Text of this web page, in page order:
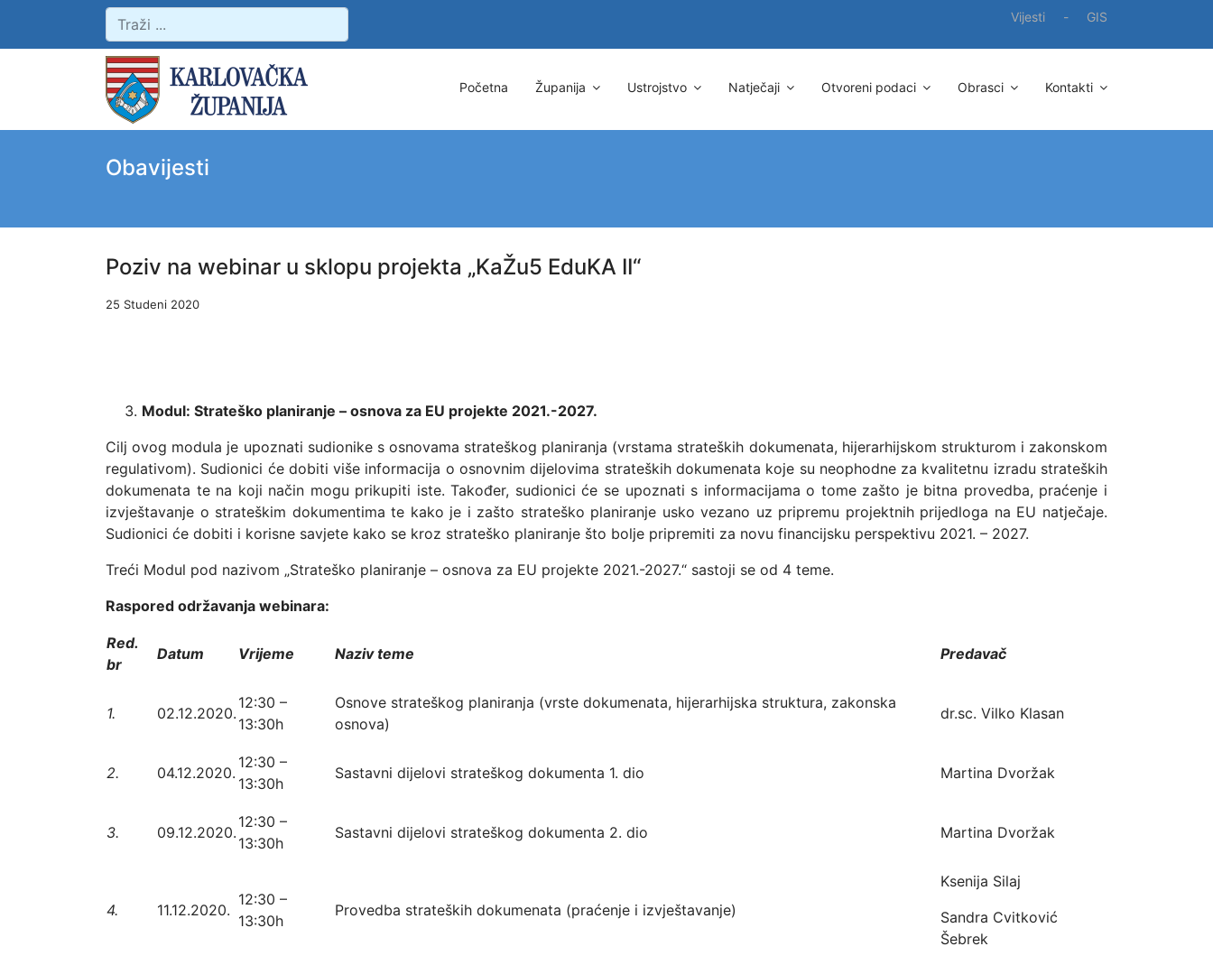
Vijesti - GIS
Početna Županija Ustrojstvo Natječaji Otvoreni podaci Obrasci Kontakti
Obavijesti
Poziv na webinar u sklopu projekta „KaŽu5 EduKA II“
25 Studeni 2020
Modul: Strateško planiranje – osnova za EU projekte 2021.-2027.
Cilj ovog modula je upoznati sudionike s osnovama strateškog planiranja (vrstama strateških dokumenata, hijerarhijskom strukturom i zakonskom
regulativom). Sudionici će dobiti više informacija o osnovnim dijelovima strateških dokumenata koje su neophodne za kvalitetnu izradu strateških
dokumenata te na koji način mogu prikupiti iste. Također, sudionici će se upoznati s informacijama o tome zašto je bitna provedba, praćenje i
izvještavanje o strateškim dokumentima te kako je i zašto strateško planiranje usko vezano uz pripremu projektnih prijedloga na EU natječaje.
Sudionici će dobiti i korisne savjete kako se kroz strateško planiranje što bolje pripremiti za novu financijsku perspektivu 2021. – 2027.
Treći Modul pod nazivom „Strateško planiranje – osnova za EU projekte 2021.-2027.“ sastoji se od 4 teme.
Raspored održavanja webinara:
Red.
br
Datum Vrijeme Naziv teme Predavač
1. 02.12.2020.
12:30 –
13:30h
Osnove strateškog planiranja (vrste dokumenata, hijerarhijska struktura, zakonska
osnova)
dr.sc. Vilko Klasan
2. 04.12.2020.
12:30 –
13:30h
Sastavni dijelovi strateškog dokumenta 1. dio Martina Dvoržak
3. 09.12.2020.
12:30 –
13:30h
Sastavni dijelovi strateškog dokumenta 2. dio Martina Dvoržak
4. 11.12.2020.
12:30 –
13:30h
Provedba strateških dokumenata (praćenje i izvještavanje)
Ksenija Silaj
Sandra Cvitković
Šebrek